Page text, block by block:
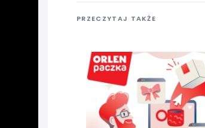
PRZECZYTAJ TAKŻE